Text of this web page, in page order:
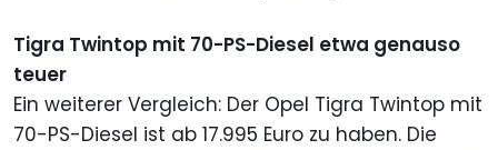
Tigra Twintop mit 70-PS-Diesel etwa genauso
teuer
Ein weiterer Vergleich: Der Opel Tigra Twintop mit
70-PS-Diesel ist ab 17.995 Euro zu haben. Die